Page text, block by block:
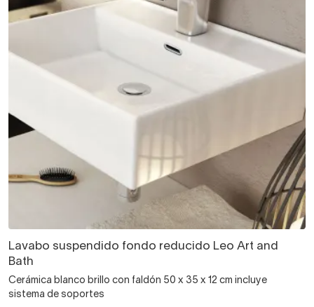
Lavabo suspendido fondo reducido Leo Art and
Bath
Cerámica blanco brillo con faldón 50 x 35 x 12 cm incluye
sistema de soportes